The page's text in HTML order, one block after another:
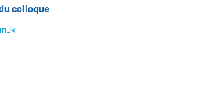
colloque